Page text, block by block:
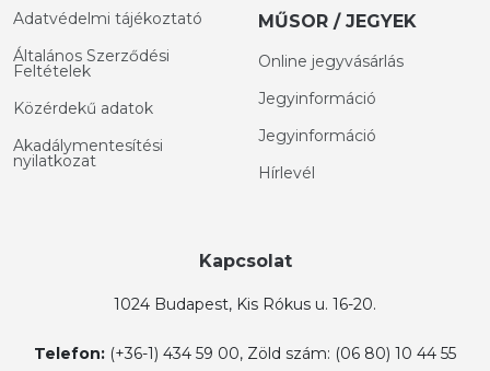
Adatvédelmi tájékoztató
Általános Szerződési
Feltételek
Közérdekű adatok
Akadálymentesítési
nyilatkozat
MŰSOR / JEGYEK
Online jegyvásárlás
Jegyinformáció
Jegyinformáció
Hírlevél
Kapcsolat
1024 Budapest, Kis Rókus u. 16-20.
Telefon: (+36-1) 434 59 00, Zöld szám: (06 80) 10 44 55